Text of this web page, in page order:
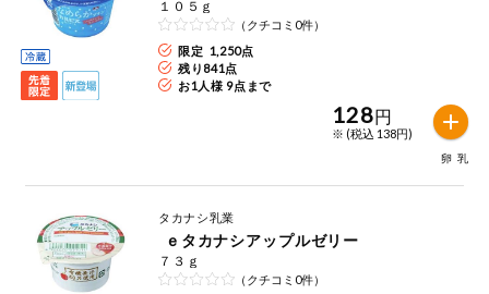
自動注文システム登録を確認する
自動注文システム登録を修正する
パルコープ・よどがわ生協のサービス
酒・ノンアル
コール
切り花・仏花
衛生・生理用
キッチン用品
キウイフルーツ 牛肉
さけ さば ゼラチン
りんご
１０５ｇ
（クチコミ0件）
限定 1,250点
残り 841点
お1人様 9点まで
128円
※ (税込 138円)
卵 乳
タカナシ乳業
ｅタカナシアップルゼリー
７３ｇ
（クチコミ0件）